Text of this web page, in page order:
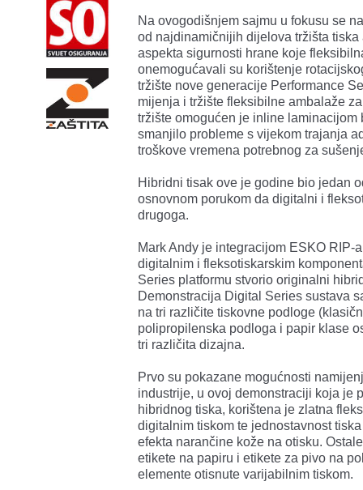
Na ovogodišnjem sajmu u fokusu se
od najdinamičnijih dijelova tržišta
aspekta sigurnosti hrane koje
onemogućavali su korištenje
tržište nove generacije Performance
mijenja i tržište fleksibilne ambalaže
tržište omogućen je inline laminacijom
smanjilo probleme s vijekom trajanja
troškove vremena potrebnog za
Hibridni tisak ove je godine bio jedan
osnovnom porukom da digitalni i
drugoga.
Mark Andy je integracijom ESKO
digitalnim i fleksotiskarskim
Series platformu stvorio originalni
Demonstracija Digital Series sustava
na tri različite tiskovne podloge
polipropilenska podloga i papir klase
tri različita dizajna.
Prvo su pokazane mogućnosti
industrije, u ovoj demonstraciji koja je
hibridnog tiska, korištena je zlatna
digitalnim tiskom te jednostavnost
efekta narančine kože na otisku.
etikete na papiru i etikete za pivo na
elemente otisnute varijabilnim tiskom.